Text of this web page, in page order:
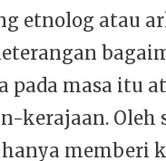
etnolog atau
pada masa itu
kerajaan. Oleh
memberi